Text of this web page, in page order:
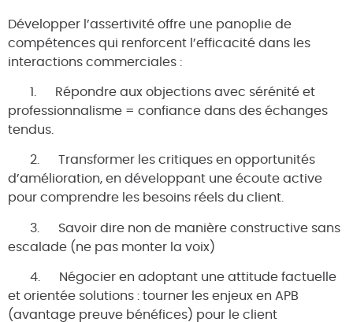
Développer l’assertivité offre une panoplie de
compétences qui renforcent l’efficacité dans les
interactions commerciales :
1. Répondre aux objections avec sérénité et
professionnalisme = confiance dans des échanges
tendus.
2. Transformer les critiques en opportunités
d’amélioration, en développant une écoute active
pour comprendre les besoins réels du client.
3. Savoir dire non de manière constructive sans
escalade (ne pas monter la voix)
4. Négocier en adoptant une attitude factuelle
et orientée solutions : tourner les enjeux en APB
(avantage preuve bénéfices) pour le client